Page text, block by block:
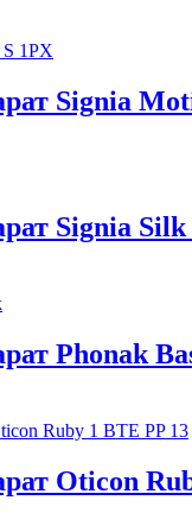
Signia
Signia
Phonak
Oticon